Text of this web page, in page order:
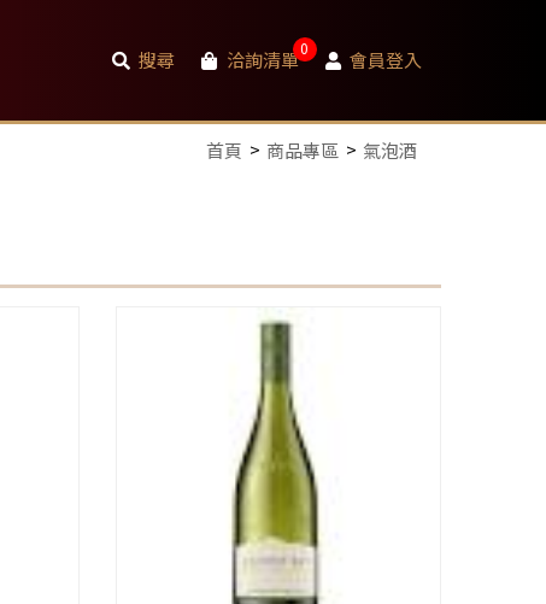
搜尋 洽詢清單0 會員登入
首頁 商品專區 氣泡酒